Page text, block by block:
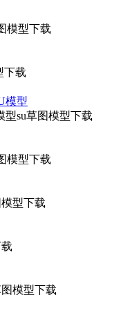
模型下载
下载
型su草图模型下载
模型下载
型下载
模型下载